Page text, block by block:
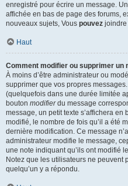
enregistré pour écrire un message.
affichée en bas de page des forums,
nouveaux sujets, Vous pouvez joindre
Haut
Comment modifier ou supprimer un
À moins d’être administrateur ou
supprimer que vos propres
(quelquefois dans une durée limitée
bouton modifierdu message
message, un petit texte s’affichera en
modifié, le nombre de fois qu’il a été
dernière modification. Ce message
administrateur modifie le message,
une note indiquant qu’ils ont modifié
Notez que les utilisateurs ne peuvent
quelqu’un y a répondu.